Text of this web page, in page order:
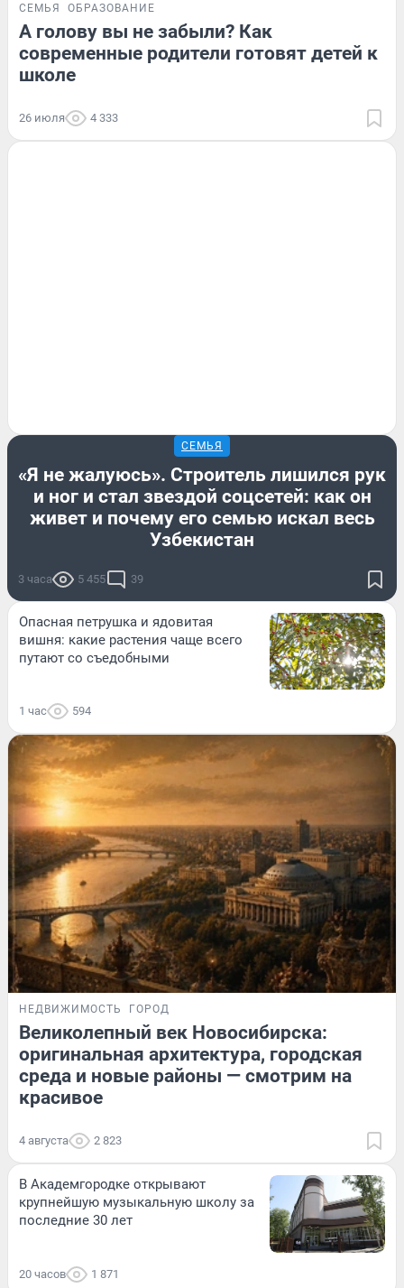
СЕМЬЯ ОБРАЗОВАНИЕ
А голову вы не забыли? Как
современные родители готовят детей к
школе
26 июля 4 333
СЕМЬЯ
«Я не жалуюсь». Строитель лишился рук
и ног и стал звездой соцсетей: как он
живет и почему его семью искал весь
Узбекистан
3 часа 5 455 39
Опасная петрушка и ядовитая
вишня: какие растения чаще всего
путают со съедобными
1 час 594
НЕДВИЖИМОСТЬ ГОРОД
Великолепный век Новосибирска:
оригинальная архитектура, городская
среда и новые районы — смотрим на
красивое
4 августа 2 823
В Академгородке открывают
крупнейшую музыкальную школу за
последние 30 лет
20 часов 1 871